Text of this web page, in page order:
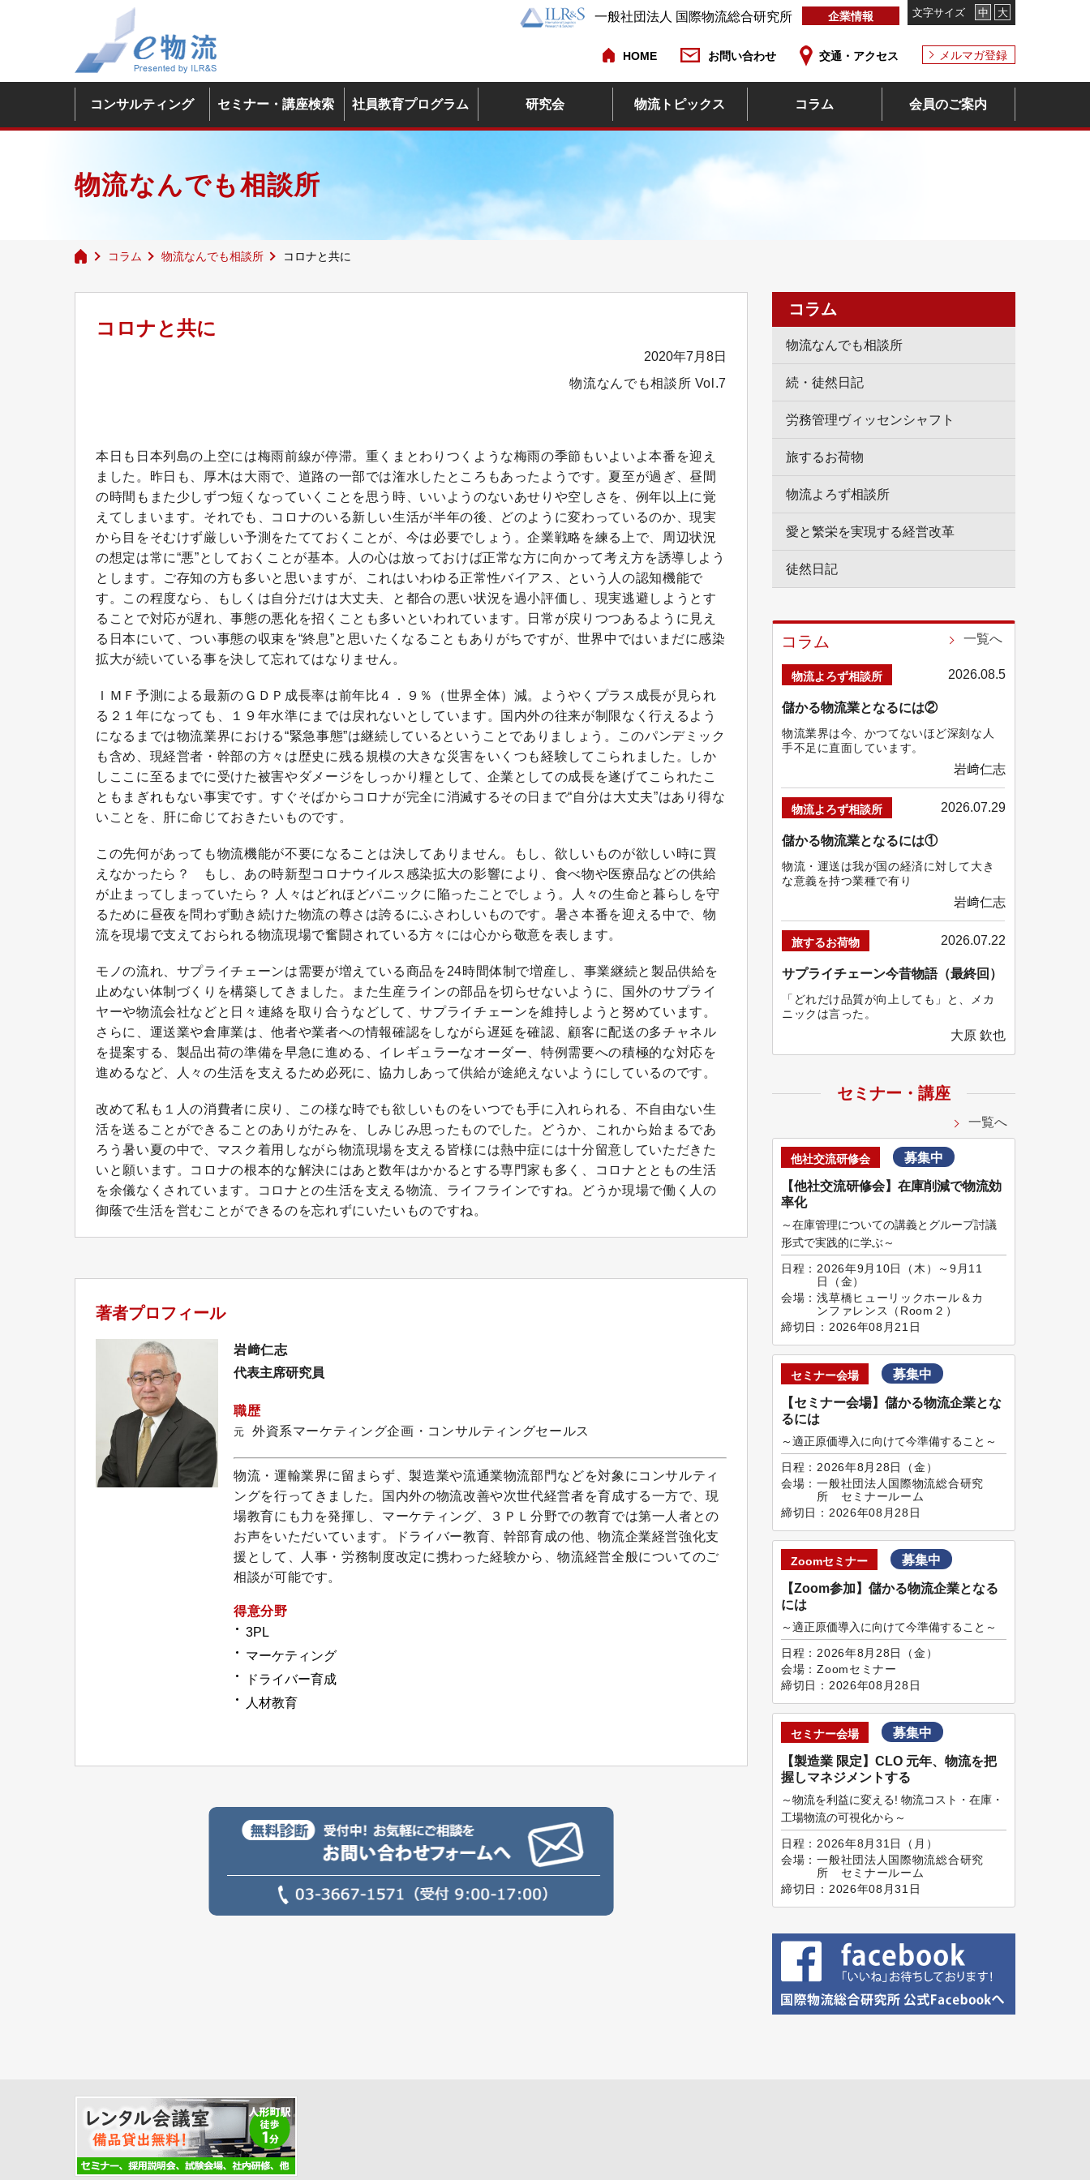
一般社団法人 国際物流総合研究所 企業情報 文字サイズ 中 大
HOME お問い合わせ 交通・アクセス メルマガ登録
コンサルティング セミナー・講座検索 社員教育プログラム 研究会 物流トピックス コラム 会員のご案内
物流なんでも相談所
コラム 物流なんでも相談所 コロナと共に
コロナと共に
2020年7月8日
物流なんでも相談所 Vol.7
本日も日本列島の上空には梅雨前線が停滞。重くまとわりつくような梅雨の季節もいよいよ本番を迎え
ました。昨日も、厚木は大雨で、道路の一部では潅水したところもあったようです。夏至が過ぎ、昼間
の時間もまた少しずつ短くなっていくことを思う時、いいようのないあせりや空しさを、例年以上に覚
えてしまいます。それでも、コロナのいる新しい生活が半年の後、どのように変わっているのか、現実
から目をそむけず厳しい予測をたてておくことが、今は必要でしょう。企業戦略を練る上で、周辺状況
の想定は常に“悪”としておくことが基本。人の心は放っておけば正常な方に向かって考え方を誘導しよう
とします。ご存知の方も多いと思いますが、これはいわゆる正常性バイアス、という人の認知機能で
す。この程度なら、もしくは自分だけは大丈夫、と都合の悪い状況を過小評価し、現実逃避しようとす
ることで対応が遅れ、事態の悪化を招くことも多いといわれています。日常が戻りつつあるように見え
る日本にいて、つい事態の収束を“終息”と思いたくなることもありがちですが、世界中ではいまだに感染
拡大が続いている事を決して忘れてはなりません。
ＩＭＦ予測による最新のＧＤＰ成長率は前年比４．９％（世界全体）減。ようやくプラス成長が見られ
る２１年になっても、１９年水準にまでは戻れないとしています。国内外の往来が制限なく行えるよう
になるまでは物流業界における“緊急事態”は継続しているということでありましょう。このパンデミック
も含め、現経営者・幹部の方々は歴史に残る規模の大きな災害をいくつも経験してこられました。しか
しここに至るまでに受けた被害やダメージをしっかり糧として、企業としての成長を遂げてこられたこ
ともまぎれもない事実です。すぐそばからコロナが完全に消滅するその日まで“自分は大丈夫”はあり得な
いことを、肝に命じておきたいものです。
この先何があっても物流機能が不要になることは決してありません。もし、欲しいものが欲しい時に買
えなかったら？ もし、あの時新型コロナウイルス感染拡大の影響により、食べ物や医療品などの供給
が止まってしまっていたら？ 人々はどれほどパニックに陥ったことでしょう。人々の生命と暮らしを守
るために昼夜を問わず動き続けた物流の尊さは誇るにふさわしいものです。暑さ本番を迎える中で、物
流を現場で支えておられる物流現場で奮闘されている方々には心から敬意を表します。
モノの流れ、サプライチェーンは需要が増えている商品を24時間体制で増産し、事業継続と製品供給を
止めない体制づくりを構築してきました。また生産ラインの部品を切らせないように、国外のサプライ
ヤーや物流会社などと日々連絡を取り合うなどして、サプライチェーンを維持しようと努めています。
さらに、運送業や倉庫業は、他者や業者への情報確認をしながら遅延を確認、顧客に配送の多チャネル
を提案する、製品出荷の準備を早急に進める、イレギュラーなオーダー、特例需要への積極的な対応を
進めるなど、人々の生活を支えるため必死に、協力しあって供給が途絶えないようにしているのです。
改めて私も１人の消費者に戻り、この様な時でも欲しいものをいつでも手に入れられる、不自由ない生
活を送ることができることのありがたみを、しみじみ思ったものでした。どうか、これから始まるであ
ろう暑い夏の中で、マスク着用しながら物流現場を支える皆様には熱中症には十分留意していただきた
いと願います。コロナの根本的な解決にはあと数年はかかるとする専門家も多く、コロナとともの生活
を余儀なくされています。コロナとの生活を支える物流、ライフラインですね。どうか現場で働く人の
御蔭で生活を営むことができるのを忘れずにいたいものですね。
著者プロフィール
岩﨑仁志
代表主席研究員
職歴
元 外資系マーケティング企画・コンサルティングセールス
物流・運輸業界に留まらず、製造業や流通業物流部門などを対象にコンサルティ
ングを行ってきました。国内外の物流改善や次世代経営者を育成する一方で、現
場教育にも力を発揮し、マーケティング、３ＰＬ分野での教育では第一人者との
お声をいただいています。ドライバー教育、幹部育成の他、物流企業経営強化支
援として、人事・労務制度改定に携わった経験から、物流経営全般についてのご
相談が可能です。
得意分野
3PL
マーケティング
ドライバー育成
人材教育
コラム
物流なんでも相談所
続・徒然日記
労務管理ヴィッセンシャフト
旅するお荷物
物流よろず相談所
愛と繁栄を実現する経営改革
徒然日記
コラム
物流よろず相談所 2026.08.5
儲かる物流業となるには②
物流業界は今、かつてないほど深刻な人
手不足に直面しています。
岩﨑仁志
物流よろず相談所 2026.07.29
儲かる物流業となるには①
物流・運送は我が国の経済に対して大き
な意義を持つ業種で有り
岩﨑仁志
旅するお荷物 2026.07.22
サプライチェーン今昔物語（最終回）
「どれだけ品質が向上しても」と、メカ
ニックは言った。
大原 欽也
一覧へ
セミナー・講座
一覧へ
他社交流研修会 募集中
【他社交流研修会】在庫削減で物流効
率化
～在庫管理についての講義とグループ討議
形式で実践的に学ぶ～
日程： 2026年9月10日（木）～9月11
日（金）
会場：浅草橋ヒューリックホール＆カ
ンファレンス（Room２）
締切日： 2026年08月21日
セミナー会場 募集中
【セミナー会場】儲かる物流企業とな
るには
～適正原価導入に向けて今準備すること～
日程： 2026年8月28日（金）
会場：一般社団法人国際物流総合研究
所 セミナールーム
締切日： 2026年08月28日
Zoomセミナー 募集中
【Zoom参加】儲かる物流企業となる
には
～適正原価導入に向けて今準備すること～
日程： 2026年8月28日（金）
会場：Zoomセミナー
締切日： 2026年08月28日
セミナー会場 募集中
【製造業 限定】CLO 元年、物流を把
握しマネジメントする
～物流を利益に変える! 物流コスト・在庫・
工場物流の可視化から～
日程： 2026年8月31日（月）
会場：一般社団法人国際物流総合研究
所 セミナールーム
締切日： 2026年08月31日